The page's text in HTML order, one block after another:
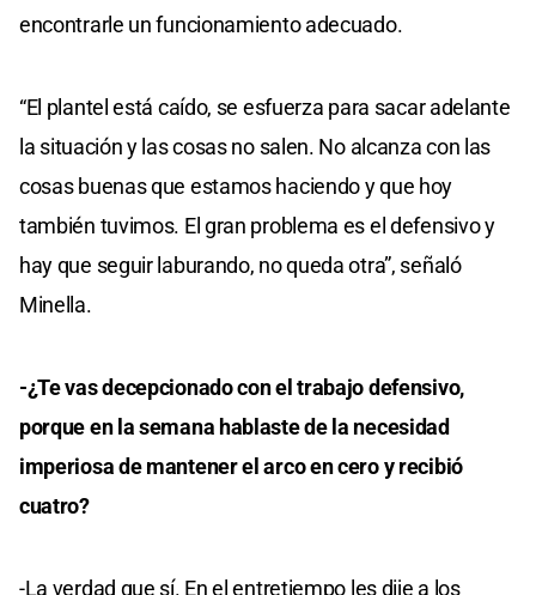
encontrarle un funcionamiento adecuado.
“El plantel está caído, se esfuerza para sacar adelante
la situación y las cosas no salen. No alcanza con las
cosas buenas que estamos haciendo y que hoy
también tuvimos. El gran problema es el defensivo y
hay que seguir laburando, no queda otra”, señaló
Minella.
-¿Te vas decepcionado con el trabajo defensivo,
porque en la semana hablaste de la necesidad
imperiosa de mantener el arco en cero y recibió
cuatro?
-La verdad que sí. En el entretiempo les dije a los